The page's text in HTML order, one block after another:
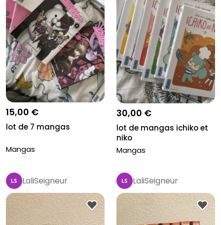
15,00 €
lot de 7 mangas
Mangas
30,00 €
lot de mangas ichiko et
niko
Mangas
LaliSeigneur LaliSeigneur